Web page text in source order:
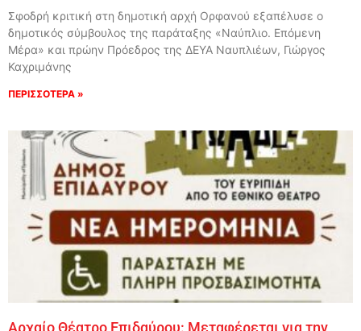
Σφοδρή κριτική στη δημοτική αρχή Ορφανού εξαπέλυσε ο
δημοτικός σύμβουλος της παράταξης «Ναύπλιο. Επόμενη
Μέρα» και πρώην Πρόεδρος της ΔΕΥΑ Ναυπλιέων, Γιώργος
Καχριμάνης
ΠΕΡΙΣΣΟΤΕΡΑ »
Αρχαίο Θέατρο Επιδαύρου: Μεταφέρεται για την